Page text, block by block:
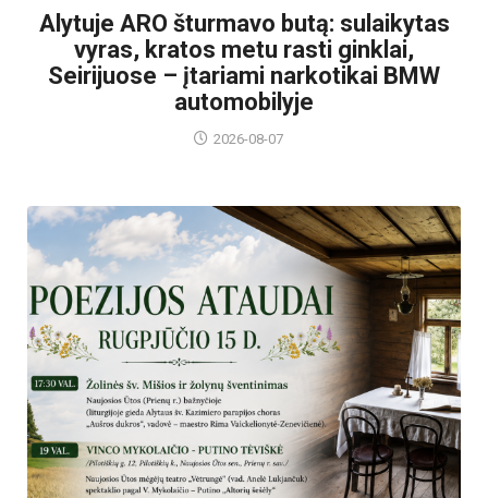
Alytuje ARO šturmavo butą: sulaikytas
vyras, kratos metu rasti ginklai,
Seirijuose – įtariami narkotikai BMW
automobilyje
2026-08-07